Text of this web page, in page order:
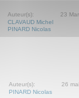
23
Auteur(s):
CLAVAUD Michel
PINARD Nicolas
26
Auteur(s):
PINARD Nicolas